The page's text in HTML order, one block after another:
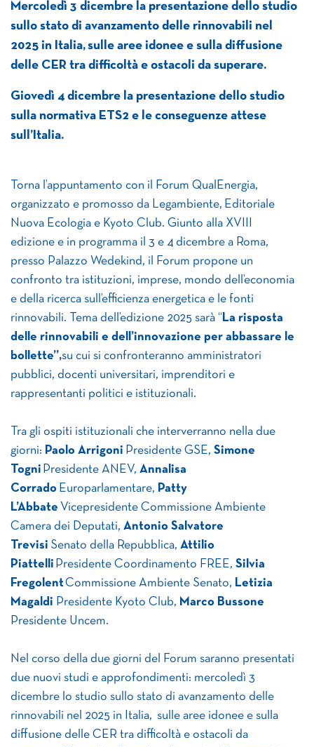
Mercoledì 3 dicembre la presentazione dello studio
sullo stato di avanzamento delle rinnovabili nel
2025 in Italia,sulle aree idonee e sulla diffusione
delle CER tra difficoltà e ostacoli da superare.
Giovedì 4 dicembre la presentazione dello studio
sulla normativa ETS2 e le conseguenze attese
sull’Italia.
Torna l’appuntamento con il Forum QualEnergia,
organizzato e promosso da Legambiente, Editoriale
Nuova Ecologia e Kyoto Club. Giunto alla XVIII
edizione e in programma il 3 e 4 dicembre a Roma,
presso Palazzo Wedekind, il Forum propone un
confronto tra istituzioni, imprese, mondo dell’economia
e della ricerca sull’efficienza energetica e le fonti
rinnovabili. Tema dell’edizione 2025 sarà “ La risposta
delle rinnovabili e dell’innovazione per abbassare le
bollette”,su cui si confronteranno amministratori
pubblici, docenti universitari, imprenditori e
rappresentanti politici e istituzionali.
Tra gli ospiti istituzionali che interverranno nella due
giorni: Paolo Arrigoni Presidente GSE, Simone
Togni Presidente ANEV, Annalisa
Corrado Europarlamentare, Patty
L’Abbate Vicepresidente Commissione Ambiente
Camera dei Deputati, Antonio Salvatore
Trevisi Senato della Repubblica, Attilio
Piattelli Presidente Coordinamento FREE, Silvia
FregolentCommissione Ambiente Senato, Letizia
Magaldi Presidente Kyoto Club, Marco Bussone
Presidente Uncem.
Nel corso della due giorni del Forum saranno presentati
due nuovi studi e approfondimenti: mercoledì 3
dicembre lo studio sullo stato di avanzamento delle
rinnovabili nel 2025 in Italia, sulle aree idonee e sulla
diffusione delle CER tra difficoltà e ostacoli da